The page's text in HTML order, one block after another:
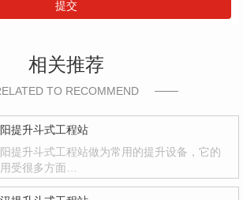
提交
相关推荐
TO RECOMMEND
提升斗式工程站
提升斗式工程站做为常用的提升设备，它的
受很多方面…